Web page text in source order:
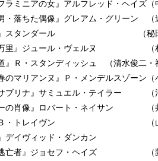
ミニアの女』アルフレッド・ヘイズ（
・落ちた偶像』グレアム・グリーン （
』スタンダール （秘田余四
里』ジュール・ヴェルヌ （村
』Ｒ・スタンディッシュ （清水俊二・
マリアンヌ』Ｐ・メンデルスゾーン（
ブリナ』サミュエル・テイラー （清
の肖像』ロバート・ネイサン （井
Ｂ・トレイヴン （山本政
』デイヴィッド・ダンカン （野
亡者』ジョセフ・ヘイズ （蕗